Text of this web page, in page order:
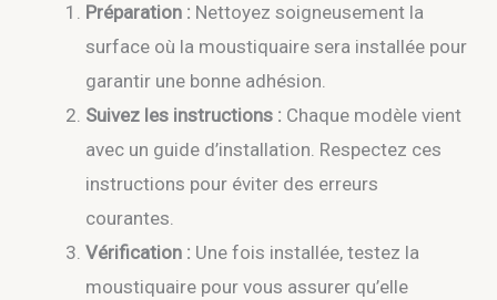
Préparation : Nettoyez soigneusement la
surface où la moustiquaire sera installée pour
garantir une bonne adhésion.
Suivez les instructions : Chaque modèle vient
avec un guide d’installation. Respectez ces
instructions pour éviter des erreurs
courantes.
Vérification : Une fois installée, testez la
moustiquaire pour vous assurer qu’elle